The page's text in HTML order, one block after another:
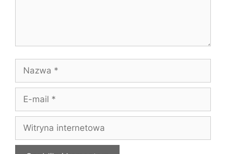
Nazwa
Witryna
internetowa